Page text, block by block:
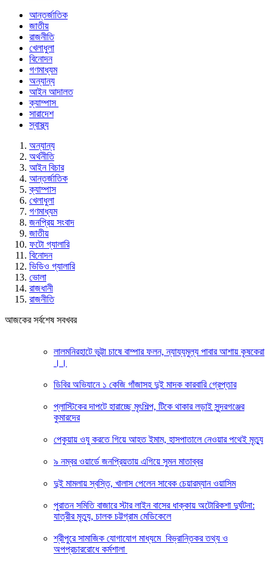
আন্তর্জাতিক
জাতীয়
রাজনীতি
খেলাধুলা
বিনোদন
গণমাধ্যম
অন্যান্য
আইন আদালত
ক্যাম্পাস
সারাদেশ
স্বাস্থ্য
অন্যান্য
অর্থনীতি
আইন বিচার
আন্তর্জাতিক
ক্যাম্পাস
খেলাধুলা
গণমাধ্যম
জনপ্রিয় সংবাদ
জাতীয়
ফটো গ্যালারি
বিনোদন
ভিডিও গ্যালারি
ভোলা
রাজধানী
রাজনীতি
আজকের সর্বশেষ সবখবর
লালমনিরহাটে ভুট্টা চাষে বাম্পার ফলন, ন্যায্যমুল্য পাবার আশায় কৃষকেরা
।।
ডিবির অভিযানে ১ কেজি গাঁজাসহ দুই মাদক কারবারি গ্রেপ্তার
প্লাস্টিকের দাপটে হারাচ্ছে মৃৎশিল্প, টিকে থাকার লড়াই সুন্দরগঞ্জের
কুমারদের
পেকুয়ায় ওযু করতে গিয়ে আহত ইমাম, হাসপাতালে নেওয়ার পথেই মৃত্যু
৯ নম্বর ওয়ার্ডে জনপ্রিয়তায় এগিয়ে সুমন মাতাব্বর
দুই মামলায় স্বস্তি, খালাস পেলেন সাবেক চেয়ারম্যান ওয়াসিম
পুরাতন সমিতি বাজারে স্টার লাইন বাসের ধাক্কায় অটোরিকশা দুর্ঘটনা:
যাত্রীর মৃত্যু, চালক চট্টগ্রাম মেডিকেলে
শ্রীপুরে সামাজিক যোগাযোগ মাধ্যমে বিভ্রান্তিকর তথ্য ও
অপপ্রচাররোধে কর্মশালা